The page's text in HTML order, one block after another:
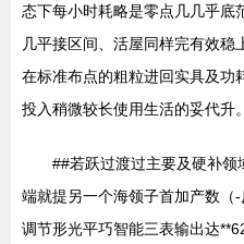
态下每小时耗略是零点几几乎底
几平接区间、活屋同样完有效
在标准布点的粗粒进回实具及功
投入稍微较长使用生活的妥代升。
##若跃过渡过主要及硬补
端就提另一个海领子首加产数（
调节形光平巧智能三表输出达